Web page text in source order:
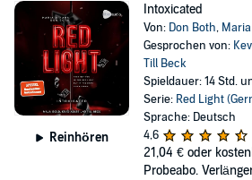
Reinhören
Intoxicated
Von: Don Both,
Gesprochen von:
Till Beck
Spieldauer: 14 Std.
Serie: Red Light
Sprache: Deutsch
4,6
21,04 € oder
Probeabo.